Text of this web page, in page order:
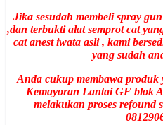
Jika sesudah membeli spray
,dan terbukti alat semprot cat
cat anest iwata asli , kami
yang sudah
Anda cukup membawa
Kemayoran Lantai GF blok
melakukan proses refound